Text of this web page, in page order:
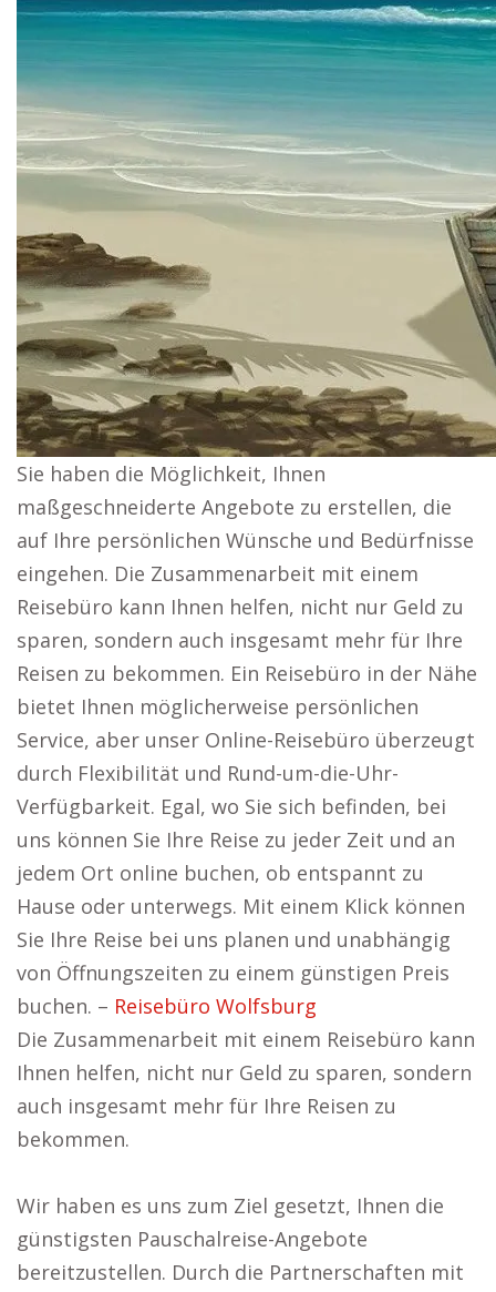
Sie haben die Möglichkeit, Ihnen
maßgeschneiderte Angebote zu erstellen, die
auf Ihre persönlichen Wünsche und Bedürfnisse
eingehen. Die Zusammenarbeit mit einem
Reisebüro kann Ihnen helfen, nicht nur Geld zu
sparen, sondern auch insgesamt mehr für Ihre
Reisen zu bekommen. Ein Reisebüro in der Nähe
bietet Ihnen möglicherweise persönlichen
Service, aber unser Online-Reisebüro überzeugt
durch Flexibilität und Rund-um-die-Uhr-
Verfügbarkeit. Egal, wo Sie sich befinden, bei
uns können Sie Ihre Reise zu jeder Zeit und an
jedem Ort online buchen, ob entspannt zu
Hause oder unterwegs. Mit einem Klick können
Sie Ihre Reise bei uns planen und unabhängig
von Öffnungszeiten zu einem günstigen Preis
buchen. – Reisebüro Wolfsburg
Die Zusammenarbeit mit einem Reisebüro kann
Ihnen helfen, nicht nur Geld zu sparen, sondern
auch insgesamt mehr für Ihre Reisen zu
bekommen.
Wir haben es uns zum Ziel gesetzt, Ihnen die
günstigsten Pauschalreise-Angebote
bereitzustellen. Durch die Partnerschaften mit